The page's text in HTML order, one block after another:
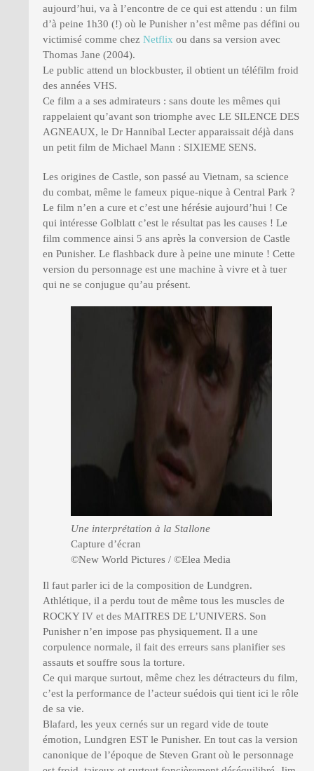
aujourd’hui, va à l’encontre de ce qui est attendu : un film
d’à peine 1h30 (!) où le Punisher n’est même pas défini ou
victimisé comme chez Netflix ou dans sa version avec
Thomas Jane (2004).
Le public attend un blockbuster, il obtient un téléfilm froid
des années VHS.
Ce film a a ses admirateurs : sans doute les mêmes qui
rappelaient qu’avant son triomphe avec LE SILENCE DES
AGNEAUX, le Dr Hannibal Lecter apparaissait déjà dans
un petit film de Michael Mann : SIXIEME SENS.
Les origines de Castle, son passé au Vietnam, sa science
du combat, même le fameux pique-nique à Central Park ?
Le film n’en a cure et c’est une hérésie aujourd’hui ! Ce
qui intéresse Golblatt c’est le résultat pas les causes ! Le
film commence ainsi 5 ans après la conversion de Castle
en Punisher. Le flashback dure à peine une minute ! Cette
version du personnage est une machine à vivre et à tuer
qui ne se conjugue qu’au présent.
Une interprétation à la Stallone
Capture d’écran
©New World Pictures / ©Elea Media
Il faut parler ici de la composition de Lundgren.
Athlétique, il a perdu tout de même tous les muscles de
ROCKY IV et des MAITRES DE L’UNIVERS. Son
Punisher n’en impose pas physiquement. Il a une
corpulence normale, il fait des erreurs sans planifier ses
assauts et souffre sous la torture.
Ce qui marque surtout, même chez les détracteurs du film,
c’est la performance de l’acteur suédois qui tient ici le rôle
de sa vie.
Blafard, les yeux cernés sur un regard vide de toute
émotion, Lundgren EST le Punisher. En tout cas la version
canonique de l’époque de Steven Grant où le personnage